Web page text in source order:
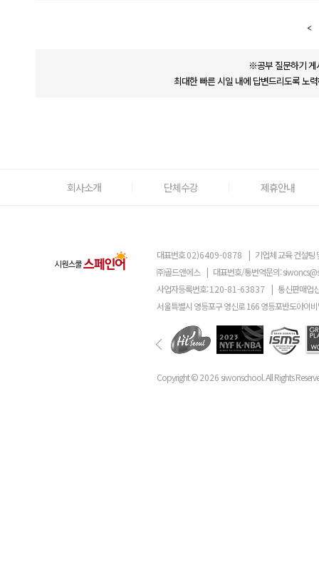
※공부 질문하기 게
최대한 빠른 시일 내에 답변드리도록 노
회사소개 단체수강 제휴안내
대표번호02)6409-0878 | 기업체 교육 컨설팅
㈜골드앤에스 | 대표번호/통번역문의:
사업자등록번호:120-81-63837 | 통신판매업
서울특별시 영등포구 영신로 166 영등포반도아이
Copyright ©2026 siwonschool. All Rights